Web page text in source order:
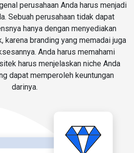
perusahaan Anda harus menjadi
Sebuah perusahaan tidak dapat
hanya dengan menyediakan
karena branding yang memadai juga
Anda harus memahami
harus menjelaskan niche Anda
dapat memperoleh keuntungan
darinya.